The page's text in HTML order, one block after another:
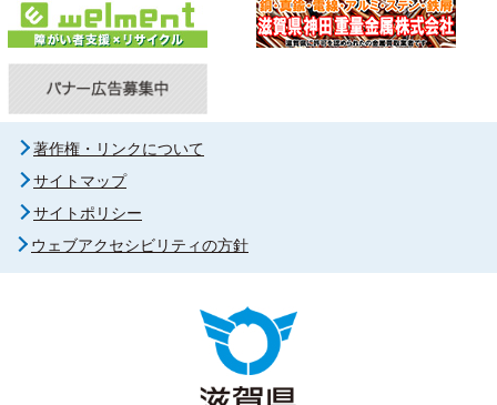
著作権・リンクについて
サイトマップ
サイトポリシー
ウェブアクセシビリティの方針